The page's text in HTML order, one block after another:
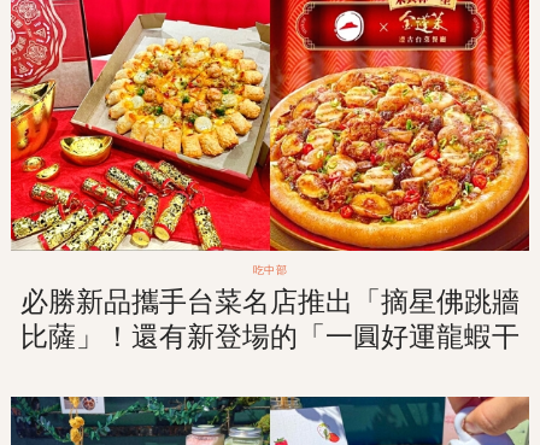
吃中部
必勝新品攜手台菜名店推出「摘星佛跳牆
比薩」！還有新登場的「一圓好運龍蝦干